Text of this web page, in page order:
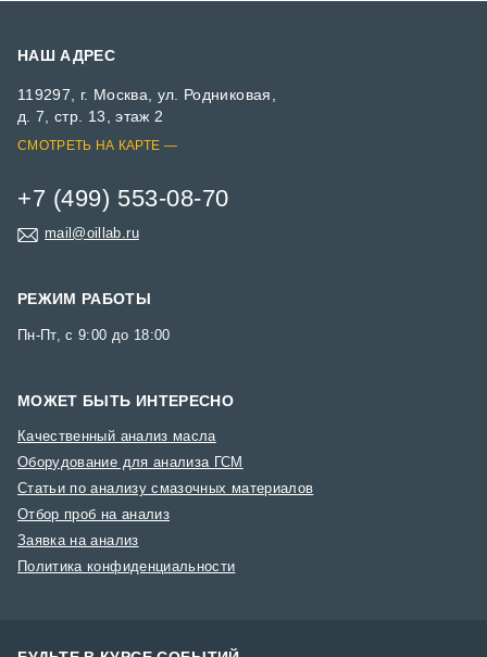
НАШ АДРЕС
119297, г. Москва, ул. Родниковая,
д. 7, стр. 13, этаж 2
СМОТРЕТЬ НА КАРТЕ
+7 (499) 553-08-70
mail@oillab.ru
РЕЖИМ РАБОТЫ
Пн-Пт, с 9:00 до 18:00
МОЖЕТ БЫТЬ ИНТЕРЕСНО
Качественный анализ масла
Оборудование для анализа ГСМ
Статьи по анализу смазочных материалов
Отбор проб на анализ
Заявка на анализ
Политика конфиденциальности